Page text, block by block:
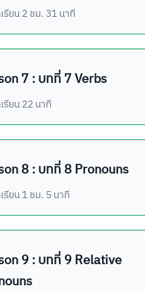
รียน2 ชม. 31 นาที
7 : บทที่ 7 Verbs
รียน22 นาที
8 : บทที่ 8 Pronouns
รียน1 ชม. 5 นาที
9 : บทที่ 9 Relative